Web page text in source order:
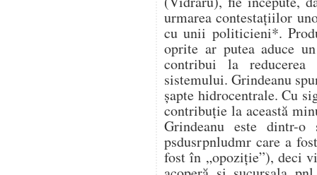
urmarea contestațiilor
cu unii politicieni*.
oprite ar putea aduce
contribui la
sistemului. Grindeanu
șapte hidrocentrale. Cu
contribuție la această
Grindeanu este dintr-
psdusrpnludmr care a
fost în „opoziție”), deci